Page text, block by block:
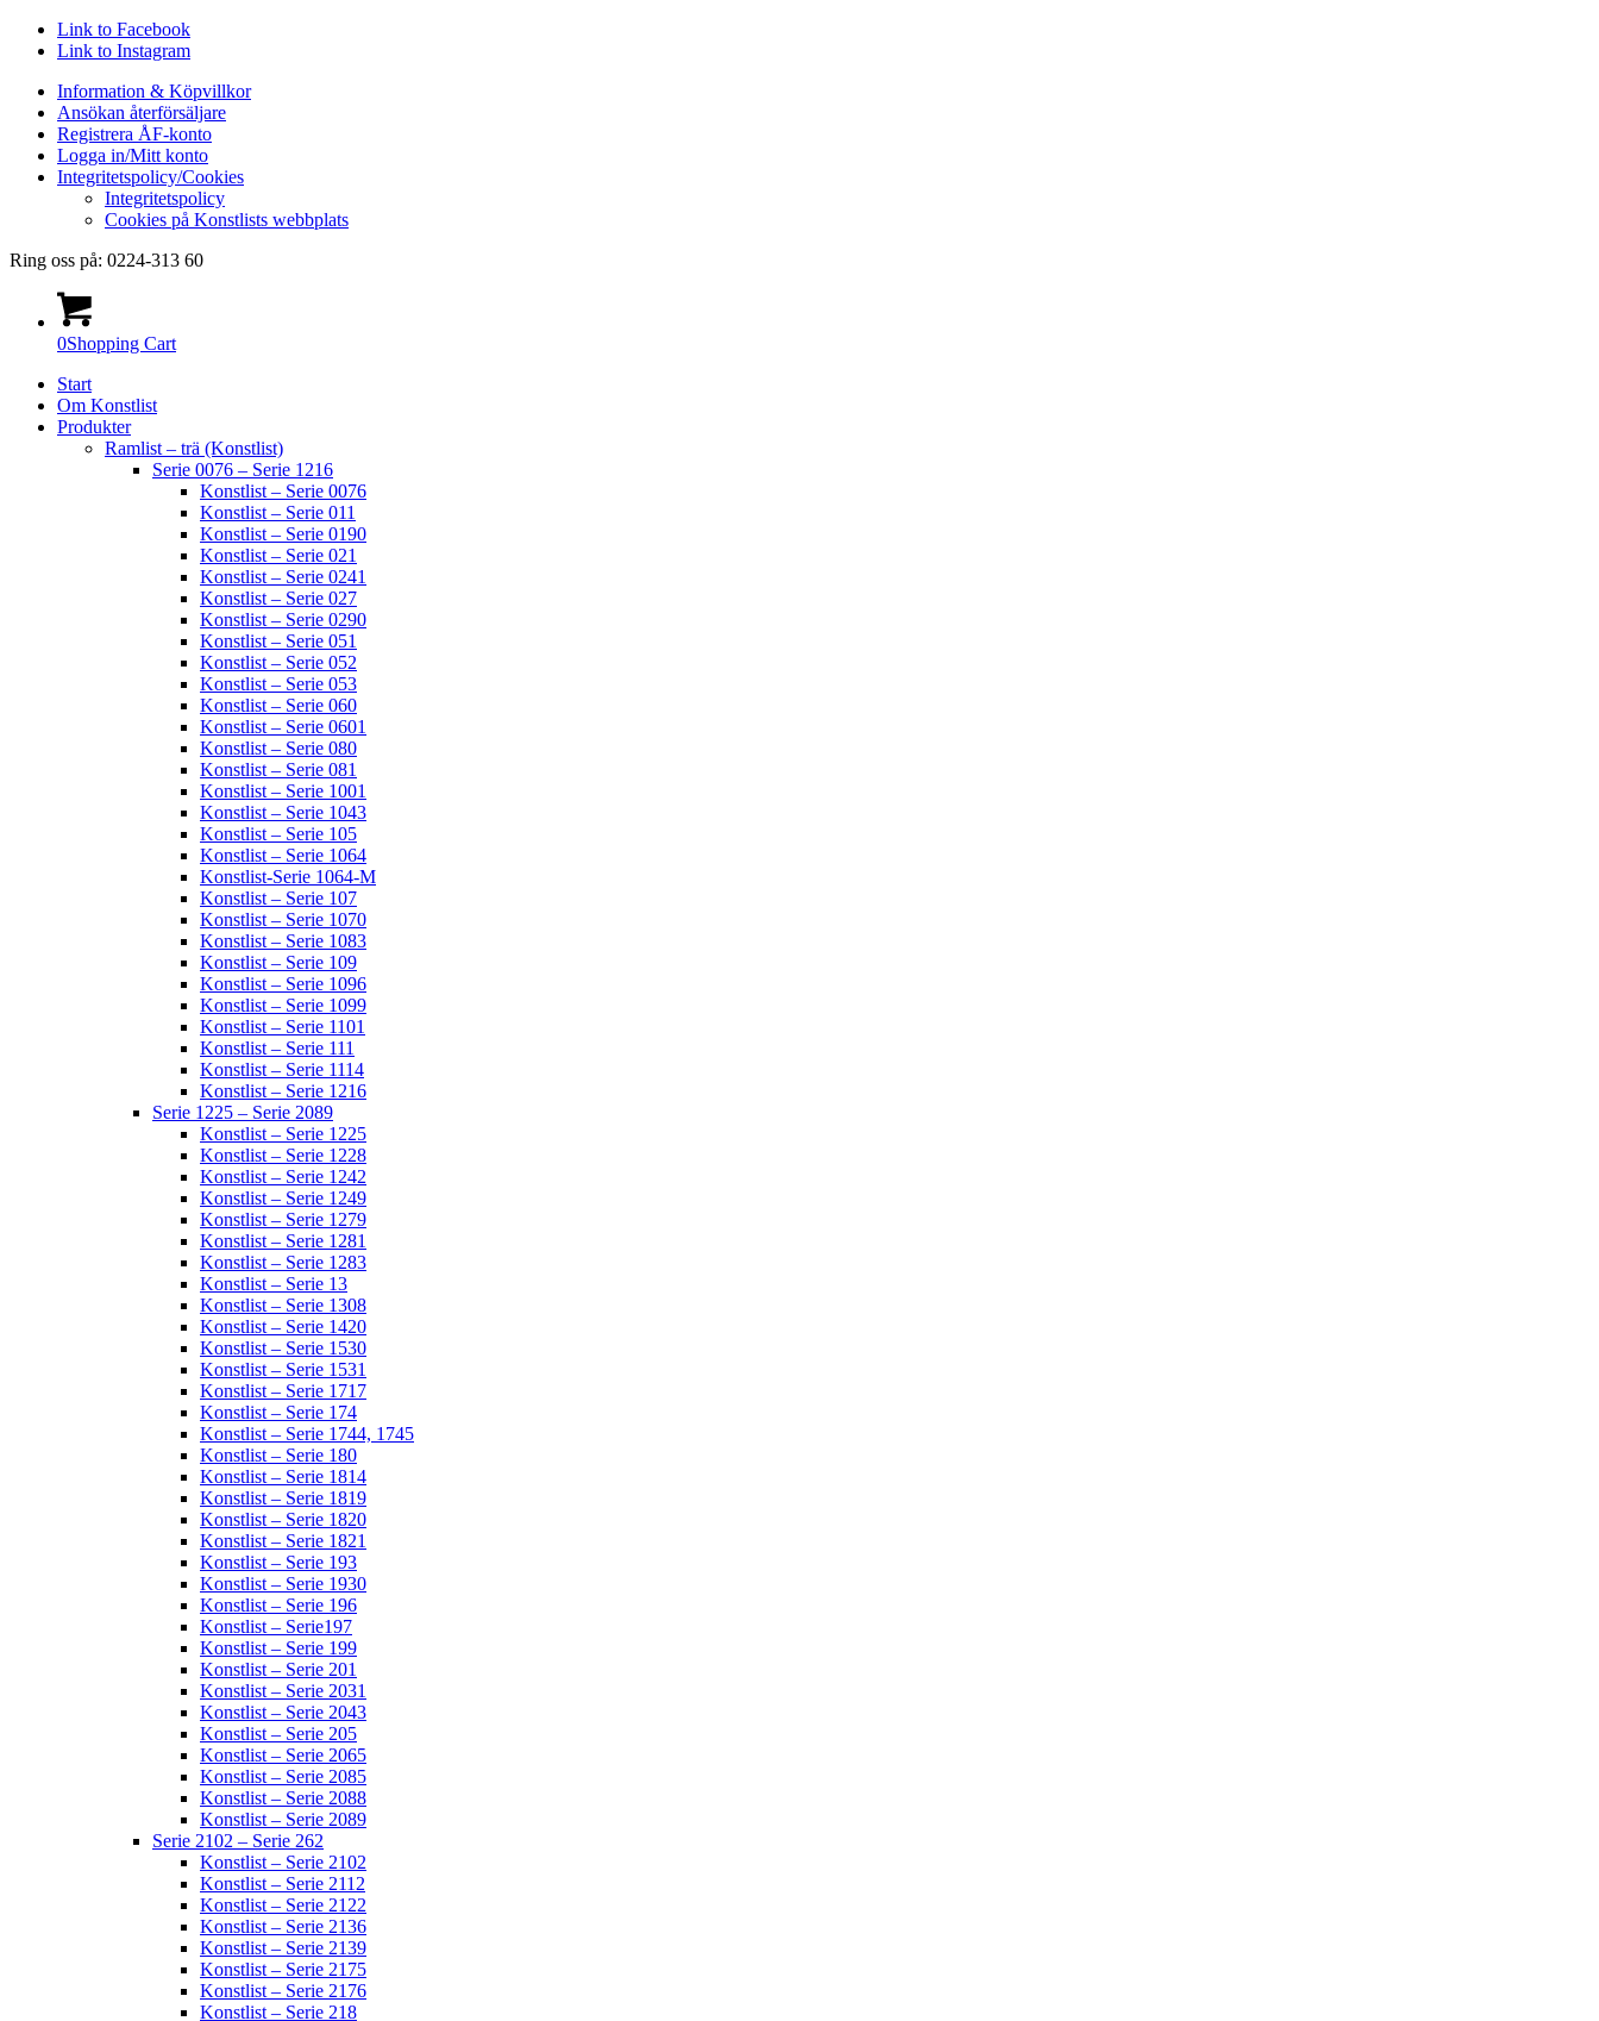
Link to Facebook
Link to Instagram
Information & Köpvillkor
Ansökan återförsäljare
Registrera ÅF-konto
Logga in/Mitt konto
Integritetspolicy/Cookies
Integritetspolicy
Cookies på Konstlists webbplats
Ring oss på: 0224-313 60
0Shopping Cart
Start
Om Konstlist
Produkter
Ramlist – trä (Konstlist)
Serie 0076 – Serie 1216
Konstlist – Serie 0076
Konstlist – Serie 011
Konstlist – Serie 0190
Konstlist – Serie 021
Konstlist – Serie 0241
Konstlist – Serie 027
Konstlist – Serie 0290
Konstlist – Serie 051
Konstlist – Serie 052
Konstlist – Serie 053
Konstlist – Serie 060
Konstlist – Serie 0601
Konstlist – Serie 080
Konstlist – Serie 081
Konstlist – Serie 1001
Konstlist – Serie 1043
Konstlist – Serie 105
Konstlist – Serie 1064
Konstlist-Serie 1064-M
Konstlist – Serie 107
Konstlist – Serie 1070
Konstlist – Serie 1083
Konstlist – Serie 109
Konstlist – Serie 1096
Konstlist – Serie 1099
Konstlist – Serie 1101
Konstlist – Serie 111
Konstlist – Serie 1114
Konstlist – Serie 1216
Serie 1225 – Serie 2089
Konstlist – Serie 1225
Konstlist – Serie 1228
Konstlist – Serie 1242
Konstlist – Serie 1249
Konstlist – Serie 1279
Konstlist – Serie 1281
Konstlist – Serie 1283
Konstlist – Serie 13
Konstlist – Serie 1308
Konstlist – Serie 1420
Konstlist – Serie 1530
Konstlist – Serie 1531
Konstlist – Serie 1717
Konstlist – Serie 174
Konstlist – Serie 1744, 1745
Konstlist – Serie 180
Konstlist – Serie 1814
Konstlist – Serie 1819
Konstlist – Serie 1820
Konstlist – Serie 1821
Konstlist – Serie 193
Konstlist – Serie 1930
Konstlist – Serie 196
Konstlist – Serie197
Konstlist – Serie 199
Konstlist – Serie 201
Konstlist – Serie 2031
Konstlist – Serie 2043
Konstlist – Serie 205
Konstlist – Serie 2065
Konstlist – Serie 2085
Konstlist – Serie 2088
Konstlist – Serie 2089
Serie 2102 – Serie 262
Konstlist – Serie 2102
Konstlist – Serie 2112
Konstlist – Serie 2122
Konstlist – Serie 2136
Konstlist – Serie 2139
Konstlist – Serie 2175
Konstlist – Serie 2176
Konstlist – Serie 218